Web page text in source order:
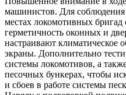
машинистов. Для
местах локомотивных
герметичность оконных и
настраивают климатическое
экраны. Дополнительно
системы локомотивов, а
песочных бункерах, чтобы
и сбоев в работе системы